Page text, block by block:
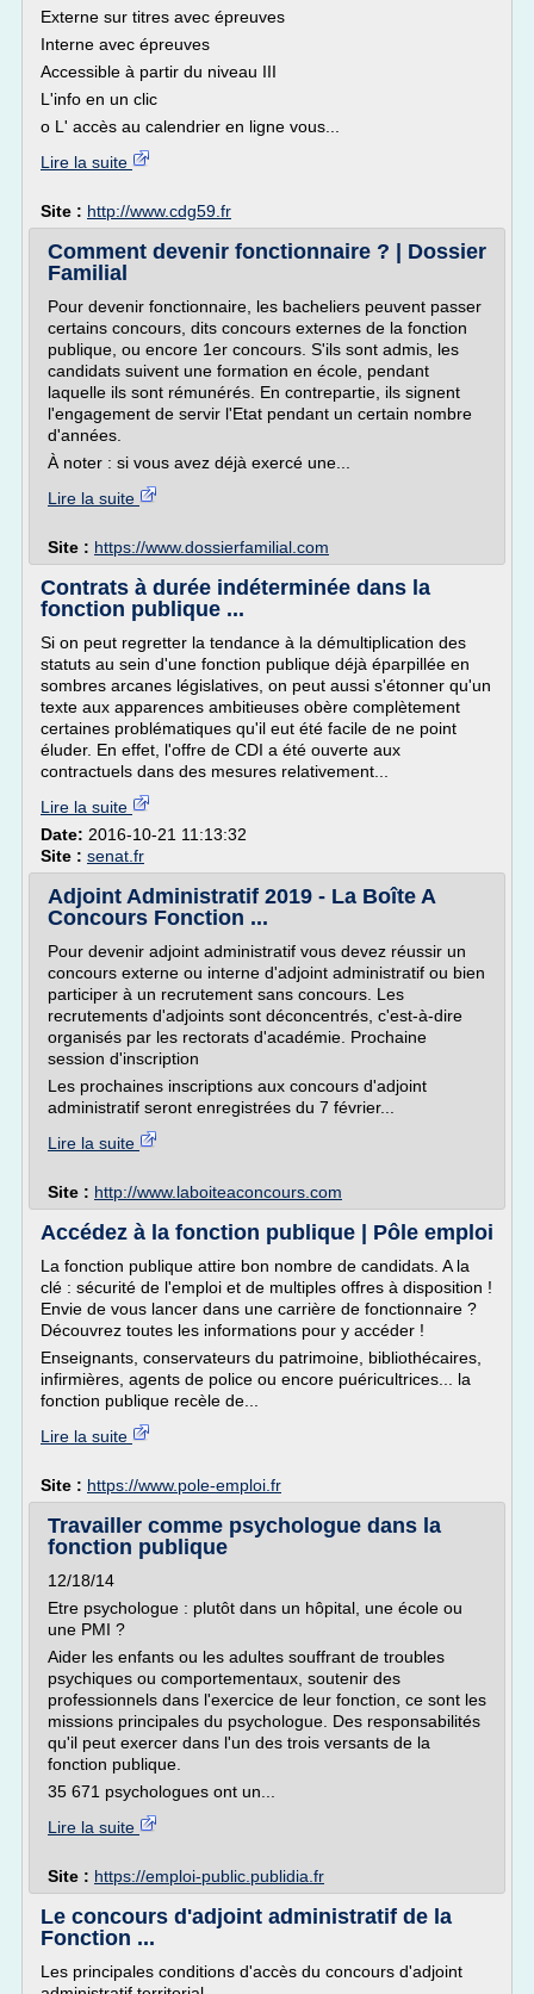
Externe sur titres avec épreuves
Interne avec épreuves
Accessible à partir du niveau III
L'info en un clic
o L' accès au calendrier en ligne vous...
Lire la suite
Site : http://www.cdg59.fr
Comment devenir fonctionnaire ? | Dossier
Familial
Pour devenir fonctionnaire, les bacheliers peuvent passer
certains concours, dits concours externes de la fonction
publique, ou encore 1er concours. S'ils sont admis, les
candidats suivent une formation en école, pendant
laquelle ils sont rémunérés. En contrepartie, ils signent
l'engagement de servir l'Etat pendant un certain nombre
d'années.
À noter : si vous avez déjà exercé une...
Lire la suite
Site : https://www.dossierfamilial.com
Contrats à durée indéterminée dans la
fonction publique ...
Si on peut regretter la tendance à la démultiplication des
statuts au sein d'une fonction publique déjà éparpillée en
sombres arcanes législatives, on peut aussi s'étonner qu'un
texte aux apparences ambitieuses obère complètement
certaines problématiques qu'il eut été facile de ne point
éluder. En effet, l'offre de CDI a été ouverte aux
contractuels dans des mesures relativement...
Lire la suite
Date: 2016-10-21 11:13:32
Site : senat.fr
Adjoint Administratif 2019 - La Boîte A
Concours Fonction ...
Pour devenir adjoint administratif vous devez réussir un
concours externe ou interne d'adjoint administratif ou bien
participer à un recrutement sans concours. Les
recrutements d'adjoints sont déconcentrés, c'est-à-dire
organisés par les rectorats d'académie. Prochaine
session d'inscription
Les prochaines inscriptions aux concours d'adjoint
administratif seront enregistrées du 7 février...
Lire la suite
Site : http://www.laboiteaconcours.com
Accédez à la fonction publique | Pôle emploi
La fonction publique attire bon nombre de candidats. A la
clé : sécurité de l'emploi et de multiples offres à disposition !
Envie de vous lancer dans une carrière de fonctionnaire ?
Découvrez toutes les informations pour y accéder !
Enseignants, conservateurs du patrimoine, bibliothécaires,
infirmières, agents de police ou encore puéricultrices... la
fonction publique recèle de...
Lire la suite
Site : https://www.pole-emploi.fr
Travailler comme psychologue dans la
fonction publique
12/18/14
Etre psychologue : plutôt dans un hôpital, une école ou
une PMI ?
Aider les enfants ou les adultes souffrant de troubles
psychiques ou comportementaux, soutenir des
professionnels dans l'exercice de leur fonction, ce sont les
missions principales du psychologue. Des responsabilités
qu'il peut exercer dans l'un des trois versants de la
fonction publique.
35 671 psychologues ont un...
Lire la suite
Site : https://emploi-public.publidia.fr
Le concours d'adjoint administratif de la
Fonction ...
Les principales conditions d'accès du concours d'adjoint